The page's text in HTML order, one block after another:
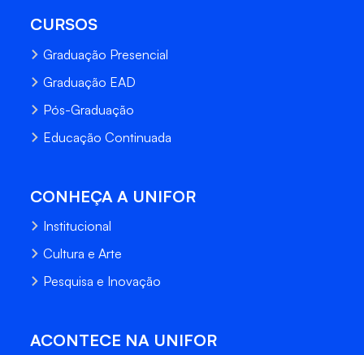
CURSOS
Graduação Presencial
Graduação EAD
Pós-Graduação
Educação Continuada
CONHEÇA A UNIFOR
Institucional
Cultura e Arte
Pesquisa e Inovação
ACONTECE NA UNIFOR